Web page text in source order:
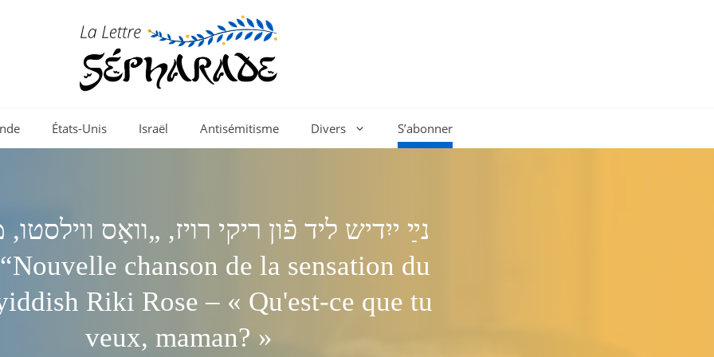
États-Unis Israël Antisémitisme Divers S’abonner
נײַ ייִדיש ליד פֿון ריקי רויז, „וואָס
Riki Rose – « Qu'est-ce que tu
veux, maman? »